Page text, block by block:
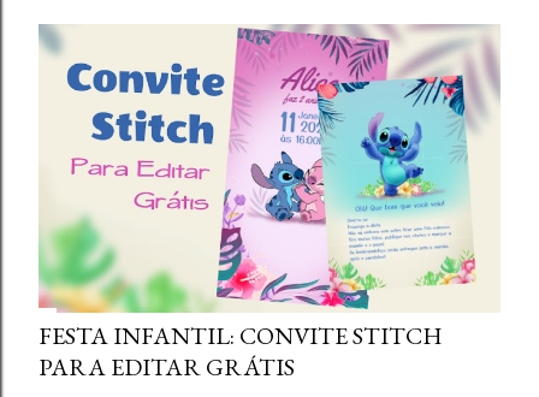
FESTA INFANTIL: CONVITE STITCH
PARA EDITAR GRÁTIS